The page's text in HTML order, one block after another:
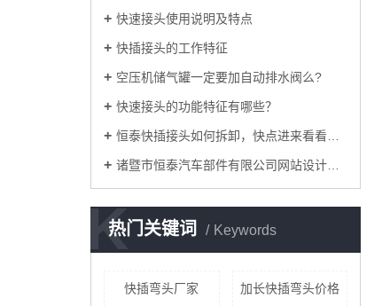
快速接头使用说明及特点
快插接头的工作特征
空压机储气罐一定要加自动排水阀么?
快速接头的功能特征有哪些？
恒泰快插接头如何拆卸，快点进来看看吧！
诸暨市恒泰汽车部件有限公司网站设计改版
热门关键词 Keywords
K
快插弯头厂家 加长快插弯头价格